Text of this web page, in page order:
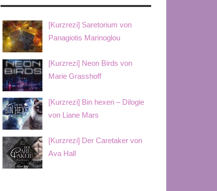
[Kurzrezi] Saretorium von
Panagiotis Marinoglou
[Kurzrezi] Neon Birds von
Marie Grasshoff
[Kurzrezi] Bin hexen – Dilogie
von Liane Mars
[Kurzrezi] Der Caretaker von
Ava Hall